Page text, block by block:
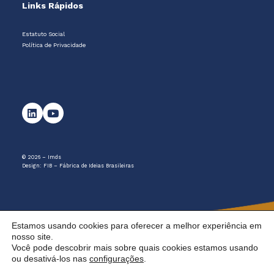
Links Rápidos
Estatuto Social
Política de Privacidade
© 2026 – Imds
Design: FIB – Fábrica de Ideias Brasileiras
Estamos usando cookies para oferecer a melhor experiência em
nosso site.
Você pode descobrir mais sobre quais cookies estamos usando
ou desativá-los nas configurações